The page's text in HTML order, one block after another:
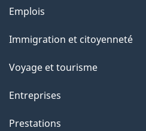
Thèmes
sujets
Emplois
Immigration et citoyenneté
Voyage et tourisme
Entreprises
Prestations